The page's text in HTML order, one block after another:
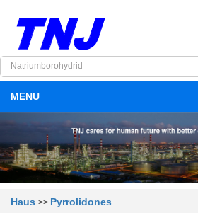
MENU
Haus >> Pyrrolidones